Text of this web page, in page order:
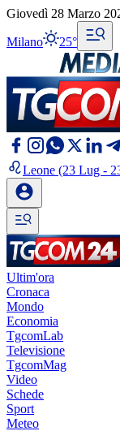
Giovedì 28 Marzo
Milano 25°
Leone (23 Lug -
Ultim'ora
Cronaca
Mondo
Economia
TgcomLab
Televisione
TgcomMag
Video
Schede
Sport
Meteo